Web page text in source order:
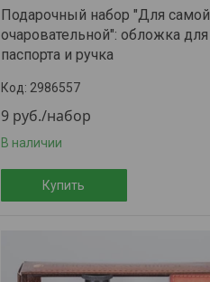
Подарочный набор "Для самой
очаровательной": обложка для
паспорта и ручка
2986557
9 руб./набор
В наличии
Купить